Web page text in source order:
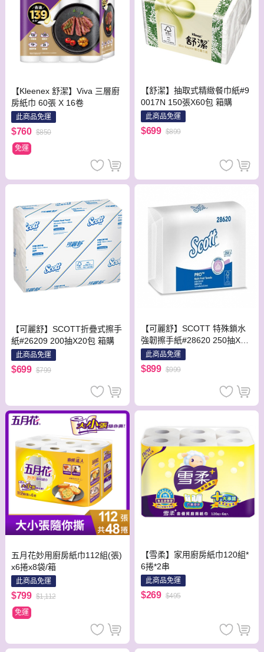
【Kleenex 舒潔】Viva 三層廚
房紙巾 60張 X 16卷
此商品免運
$760 $850
免運
【舒潔】抽取式精緻餐巾紙#9
0017N 150張X60包 箱購
此商品免運
$699 $899
【可麗舒】SCOTT折疊式擦手
紙#26209 200抽X20包 箱購
此商品免運
$699 $799
【可麗舒】SCOTT 特殊鎖水
強韌擦手紙#28620 250抽X16
包 箱購
此商品免運
$899 $999
五月花妙用廚房紙巾112組(張)
x6捲x8袋/箱
此商品免運
$799 $1,112
免運
【雪柔】家用廚房紙巾120組*
6捲*2串
此商品免運
$269 $495